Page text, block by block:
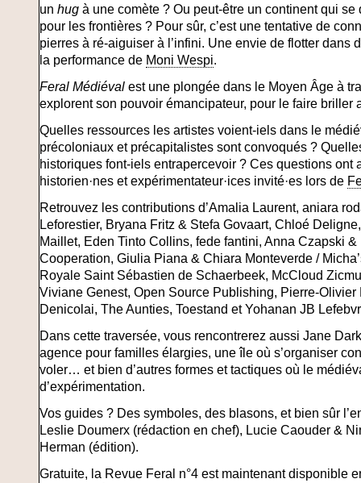
un hug à une comète ? Ou peut-être un continent qui
pour les frontières ? Pour sûr, c’est une tentative de
pierres à ré-aiguiser à l’infini. Une envie de flotter dans
la performance de Moni Wespi.
Feral Médiéval est une plongée dans le Moyen Âge à
explorent son pouvoir émancipateur, pour le faire briller
Quelles ressources les artistes voient-iels dans le
précoloniaux et précapitalistes sont convoqués ?
historiques font-iels entrapercevoir ? Ces questions ont
historien·nes et expérimentateur·ices invité·es lors de
Retrouvez les contributions d’Amalia Laurent, aniara
Leforestier, Bryana Fritz & Stefa Govaart, Chloé
Maillet, Eden Tinto Collins, fede fantini, Anna Czapski
Cooperation, Giulia Piana & Chiara Monteverde /
Royale Saint Sébastien de Schaerbeek, McCloud
Viviane Genest, Open Source Publishing, Pierre-
Denicolai, The Aunties, Toestand et Yohanan JB
Dans cette traversée, vous rencontrerez aussi Jane
agence pour familles élargies, une île où s’organiser
voler… et bien d’autres formes et tactiques où le
d’expérimentation.
Vos guides ? Des symboles, des blasons, et bien sûr
Leslie Doumerx (rédaction en chef), Lucie Caouder &
Herman (édition).
Gratuite, la Revue Feral n°4 est maintenant disponible